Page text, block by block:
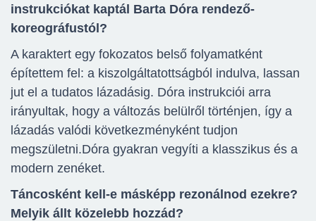
instrukciókat kaptál Barta Dóra rendező-
koreográfustól?
A karaktert egy fokozatos belső folyamatként
építettem fel: a kiszolgáltatottságból indulva, lassan
jut el a tudatos lázadásig. Dóra instrukciói arra
irányultak, hogy a változás belülről történjen, így a
lázadás valódi következményként tudjon
megszületni.Dóra gyakran vegyíti a klasszikus és a
modern zenéket.
Táncosként kell-e másképp rezonálnod ezekre?
Melyik állt közelebb hozzád?